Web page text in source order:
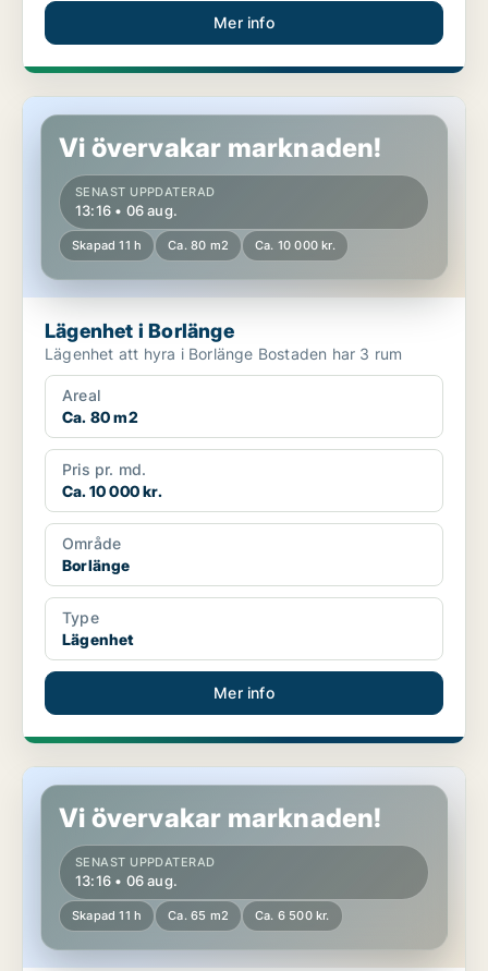
Mer info
Lägenhet i Borlänge
Vi övervakar marknaden!
SENAST UPPDATERAD
13:16 • 06 aug.
Skapad 11 h Ca. 80 m2 Ca. 10 000 kr.
Lägenhet i Borlänge
Lägenhet att hyra i Borlänge Bostaden har 3 rum
Areal
Ca. 80 m2
Pris pr. md.
Ca. 10 000 kr.
Område
Borlänge
Type
Lägenhet
Mer info
Lägenhet i Borlänge
Vi övervakar marknaden!
SENAST UPPDATERAD
13:16 • 06 aug.
Skapad 11 h Ca. 65 m2 Ca. 6 500 kr.